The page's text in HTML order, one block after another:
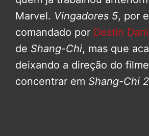
Marvel. Vingadores 5, por
comandado por Destin
de Shang-Chi, mas que
deixando a direção do
concentrar em Shang-Chi 2